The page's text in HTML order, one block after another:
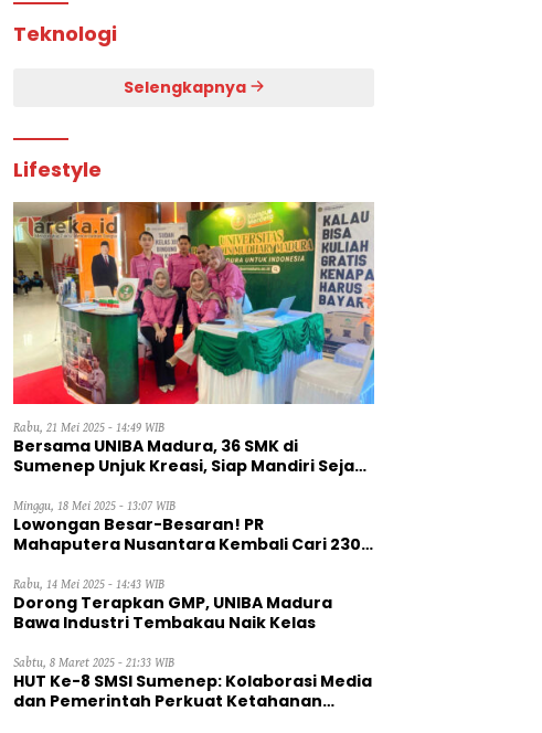
Teknologi
Selengkapnya
Lifestyle
Rabu, 21 Mei 2025 - 14:49 WIB
Bersama UNIBA Madura, 36 SMK di
Sumenep Unjuk Kreasi, Siap Mandiri Sejak
Minggu, 18 Mei 2025 - 13:07 WIB
Lowongan Besar-Besaran! PR
Mahaputera Nusantara Kembali Cari 230
Rabu, 14 Mei 2025 - 14:43 WIB
Dorong Terapkan GMP, UNIBA Madura
Bawa Industri Tembakau Naik Kelas
Sabtu, 8 Maret 2025 - 21:33 WIB
HUT Ke-8 SMSI Sumenep: Kolaborasi Media
dan Pemerintah Perkuat Ketahanan